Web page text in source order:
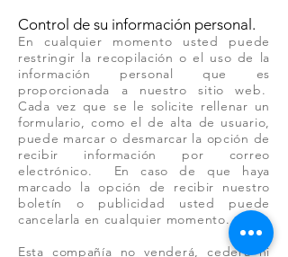
Control de su información personal.
En cualquier momento usted puede
restringir la recopilación o el uso de la
información personal que es
proporcionada a nuestro sitio web.
Cada vez que se le solicite rellenar un
formulario, como el de alta de usuario,
puede marcar o desmarcar la opción de
recibir información por correo
electrónico. En caso de que haya
marcado la opción de recibir nuestro
boletín o publicidad usted puede
cancelarla en cualquier momento.
Esta compañía no venderá, cederá ni